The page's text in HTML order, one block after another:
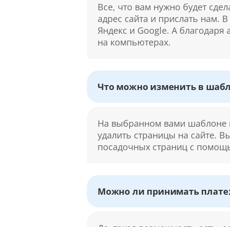
Все, что вам нужно будет
адрес сайта и прислать нам.
Яндекс и Google. А благодаря
на компьютерах.
Что можно изменить в
На выбранном вами шаблоне
удалить страницы на сайте.
посадочных страниц с
Можно ли принимать